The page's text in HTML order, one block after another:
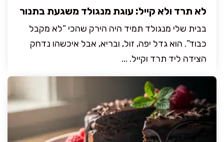
לא תרד ולא קייל: עוגת מנגולד משגעת בתנור
בבית שלי מנגולד תמיד היה הירק שהכי “לא מקבל
כבוד”. הוא גדל יפה, זול, ובריא, אבל איכשהו נדחק
הצידה ליד תרד וקייל. ...